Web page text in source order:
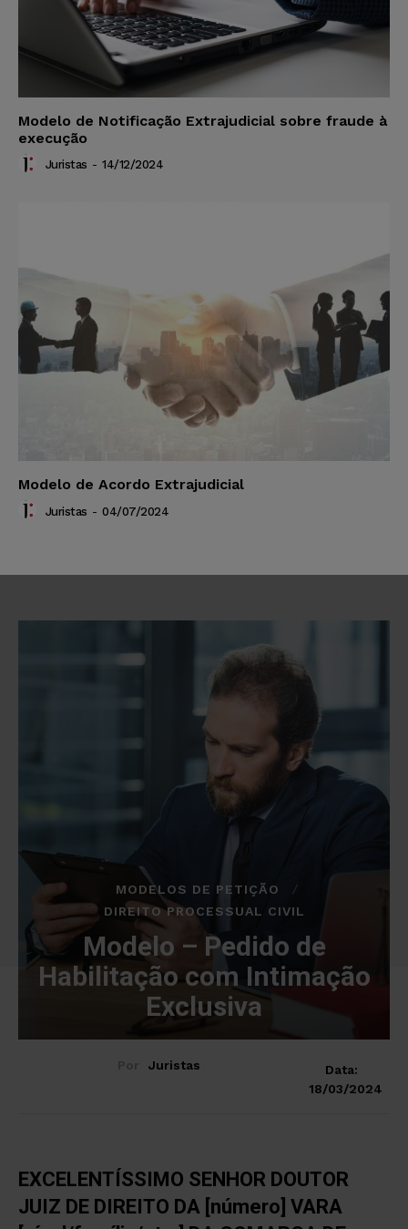
Modelo de Notificação Extrajudicial sobre fraude à
execução
Juristas - 14/12/2024
Modelo de Acordo Extrajudicial
Juristas - 04/07/2024